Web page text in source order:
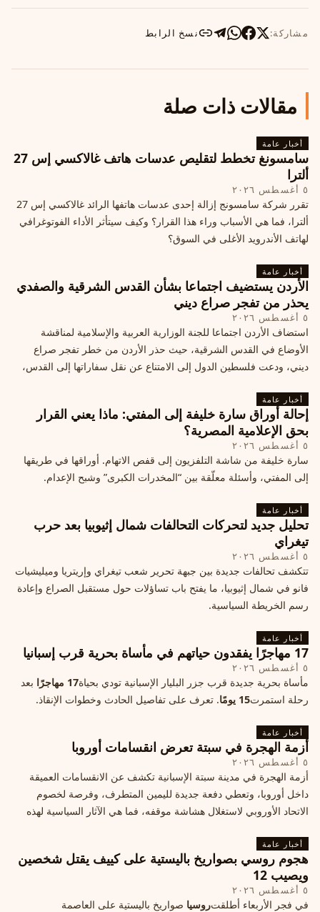
مشاركة: نسخ الرابط
مقالات ذات صلة
أخبار عامة
سامسونغ تخطط لتقليص عدسات هاتف غالاكسي إس 27
ألترا
٥ أغسطس ٢٠٢٦
تقرر شركة سامسونج إزالة إحدى عدسات هاتفها الرائد غالاكسي إس 27
ألترا، فما هي الأسباب وراء هذا القرار؟ وكيف سيتأثر الأداء الفوتوغرافي
لهاتف الأندرويد الأغلى في السوق؟
أخبار عامة
الأردن يستضيف اجتماعا بشأن القدس الشرقية والصفدي
يحذر من تفجر صراع ديني
٥ أغسطس ٢٠٢٦
استضاف الأردن اجتماعا للجنة الوزارية العربية والإسلامية لمناقشة
الأوضاع في القدس الشرقية، حيث حذر الأردن من خطر تفجر صراع
ديني، ودعت فلسطين الدول إلى الامتناع عن نقل سفاراتها إلى القدس،
أخبار عامة
إحالة أوراق سارة خليفة إلى المفتي: ماذا يعني القرار
بحق الإعلامية المصرية؟
٥ أغسطس ٢٠٢٦
سارة خليفة من شاشة التلفزيون إلى قفص الاتهام. أوراقها في طريقها
إلى المفتي، وأسئلة معلّقة بين “المخدرات الكبرى” وشبح الإعدام.
أخبار عامة
تحليل جديد لتحركات التحالفات شمال إثيوبيا بعد حرب
تيغراي
٥ أغسطس ٢٠٢٦
تتكشف تحالفات جديدة بين جبهة تحرير شعب تيغراي وإريتريا وميليشيات
فانو في شمال إثيوبيا، ما يفتح باب تساؤلات حول مستقبل الصراع وإعادة
رسم الخريطة السياسية.
أخبار عامة
17 مهاجرًا يفقدون حياتهم في مأساة بحرية قرب إسبانيا
٥ أغسطس ٢٠٢٦
مأساة بحرية جديدة قرب جزر البليار الإسبانية تودي بحياة17 مهاجرًا
بعد
رحلة استمرت15 يومًا . تعرف على تفاصيل الحادث وخطوات الإنقاذ.
أخبار عامة
أزمة الهجرة في سبتة تعرض انقسامات أوروبا
٥ أغسطس ٢٠٢٦
أزمة الهجرة في مدينة سبتة الإسبانية تكشف عن الانقسامات العميقة
داخل أوروبا، وتعطي دفعة جديدة لليمين المتطرف، وفرصة لخصوم
الاتحاد الأوروبي لاستغلال هشاشة موقفه، فما هي الآثار السياسية لهذه
أخبار عامة
هجوم روسي بصواريخ باليستية على كييف يقتل شخصين
ويصيب 12
٥ أغسطس ٢٠٢٦
في فجر الأربعاء أطلقتروسيا صواريخ باليستية على العاصمة